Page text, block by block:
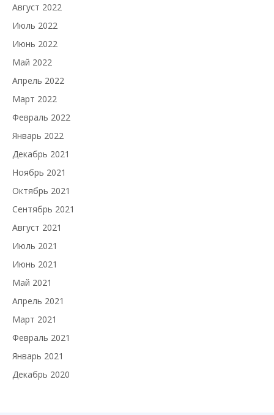
Август 2022
Июль 2022
Июнь 2022
Май 2022
Апрель 2022
Март 2022
Февраль 2022
Январь 2022
Декабрь 2021
Ноябрь 2021
Октябрь 2021
Сентябрь 2021
Август 2021
Июль 2021
Июнь 2021
Май 2021
Апрель 2021
Март 2021
Февраль 2021
Январь 2021
Декабрь 2020